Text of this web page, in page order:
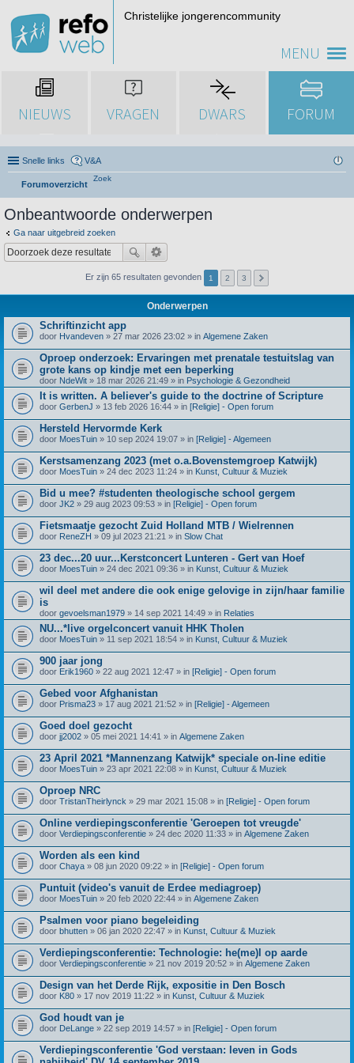
MENU
Christelijke jongerencommunity
NIEUWS VRAGEN DWARS FORUM
Snelle links V&A
Forumoverzicht
Zoek
Onbeantwoorde onderwerpen
Ga naar uitgebreid zoeken
Er zijn 65 resultaten gevonden 1 2 3
Onderwerpen
Schriftinzicht app
door Hvandeven » 27 mar 2026 23:02 » in Algemene Zaken
Oproep onderzoek: Ervaringen met prenatale testuitslag van
grote kans op kindje met een beperking
door NdeWit » 18 mar 2026 21:49 » in Psychologie & Gezondheid
It is written. A believer's guide to the doctrine of Scripture
door GerbenJ » 13 feb 2026 16:44 » in [Religie] - Open forum
Hersteld Hervormde Kerk
door MoesTuin » 10 sep 2024 19:07 » in [Religie] - Algemeen
Kerstsamenzang 2023 (met o.a.Bovenstemgroep Katwijk)
door MoesTuin » 24 dec 2023 11:24 » in Kunst, Cultuur & Muziek
Bid u mee? #studenten theologische school gergem
door JK2 » 29 aug 2023 09:53 » in [Religie] - Open forum
Fietsmaatje gezocht Zuid Holland MTB / Wielrennen
door ReneZH » 09 jul 2023 21:21 » in Slow Chat
23 dec...20 uur...Kerstconcert Lunteren - Gert van Hoef
door MoesTuin » 24 dec 2021 09:36 » in Kunst, Cultuur & Muziek
wil deel met andere die ook enige gelovige in zijn/haar familie
is
door gevoelsman1979 » 14 sep 2021 14:49 » in Relaties
NU...*live orgelconcert vanuit HHK Tholen
door MoesTuin » 11 sep 2021 18:54 » in Kunst, Cultuur & Muziek
900 jaar jong
door Erik1960 » 22 aug 2021 12:47 » in [Religie] - Open forum
Gebed voor Afghanistan
door Prisma23 » 17 aug 2021 21:52 » in [Religie] - Algemeen
Goed doel gezocht
door jj2002 » 05 mei 2021 14:41 » in Algemene Zaken
23 April 2021 *Mannenzang Katwijk* speciale on-line editie
door MoesTuin » 23 apr 2021 22:08 » in Kunst, Cultuur & Muziek
Oproep NRC
door TristanTheirlynck » 29 mar 2021 15:08 » in [Religie] - Open forum
Online verdiepingsconferentie 'Geroepen tot vreugde'
door Verdiepingsconferentie » 24 dec 2020 11:33 » in Algemene Zaken
Worden als een kind
door Chaya » 08 jun 2020 09:22 » in [Religie] - Open forum
Puntuit (video's vanuit de Erdee mediagroep)
door MoesTuin » 20 feb 2020 22:44 » in Algemene Zaken
Psalmen voor piano begeleiding
door bhutten » 06 jan 2020 22:47 » in Kunst, Cultuur & Muziek
Verdiepingsconferentie: Technologie: he(me)l op aarde
door Verdiepingsconferentie » 21 nov 2019 20:52 » in Algemene Zaken
Design van het Derde Rijk, expositie in Den Bosch
door K80 » 17 nov 2019 11:22 » in Kunst, Cultuur & Muziek
God houdt van je
door DeLange » 22 sep 2019 14:57 » in [Religie] - Open forum
Verdiepingsconferentie 'God verstaan: leven in Gods